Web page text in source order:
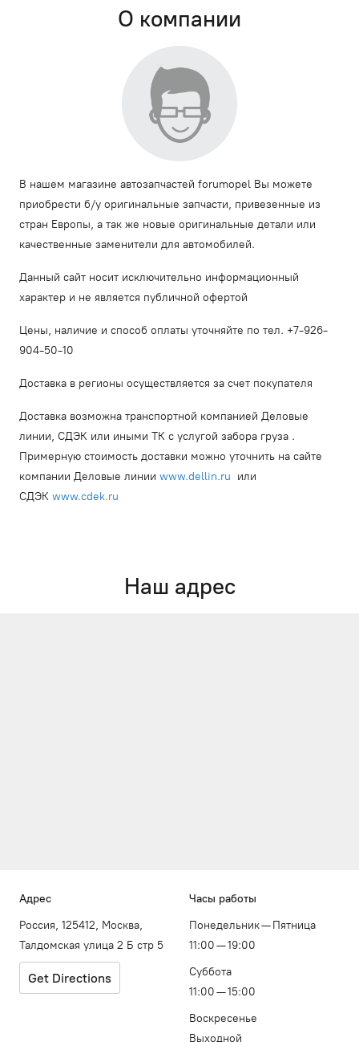
О компании
В нашем магазине автозапчастей forumopel Вы можете
приобрести б/у оригинальные запчасти, привезенные из
стран Европы, а так же новые оригинальные детали или
качественные заменители для автомобилей.
Данный сайт носит исключительно информационный
характер и не является публичной офертой
Цены, наличие и способ оплаты уточняйте по тел. +7-926-
904-50-10
Доставка в регионы осуществляется за счет покупателя
Доставка возможна транспортной компанией Деловые
линии, СДЭК или иными ТК с услугой забора груза .
Примерную стоимость доставки можно уточнить на сайте
компании Деловые линии www.dellin.ru или
СДЭК www.cdek.ru
Наш адрес
Адрес
Россия, 125412, Москва,
Талдомская улица 2 Б стр 5
Get Directions
Часы работы
Понедельник — Пятница
11:00 — 19:00
Суббота
11:00 — 15:00
Воскресенье
Выходной